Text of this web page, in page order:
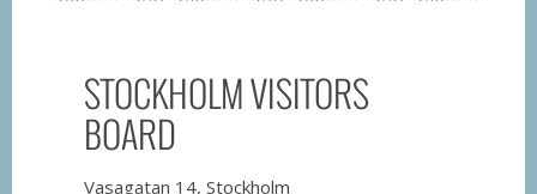
STOCKHOLM VISITORS
BOARD
Vasagatan 14, Stockholm